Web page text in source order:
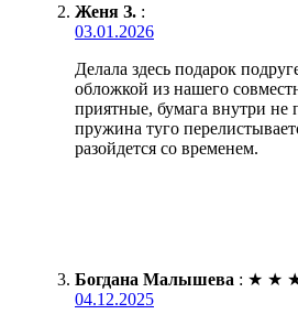
Женя З. :
03.01.2026
Делала здесь подарок
обложкой из нашего
приятные, бумага внутри не
пружина туго
разойдется со временем.
Богдана Малышева : ★ ★
04.12.2025